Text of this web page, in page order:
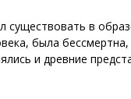
в
была
и древние